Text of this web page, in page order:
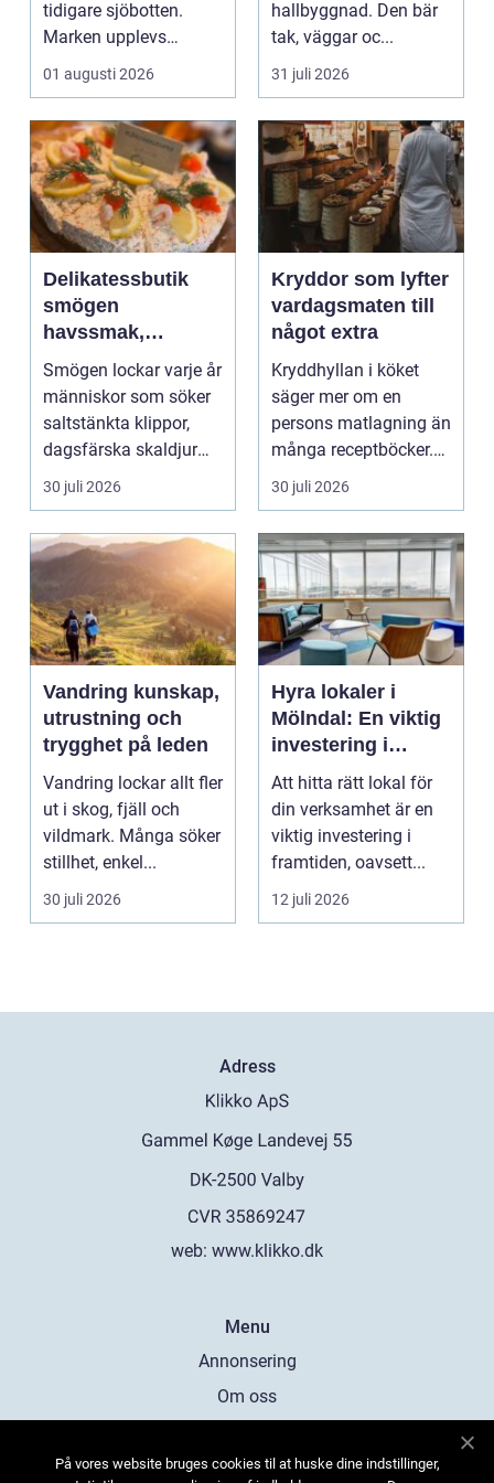
tidigare sjöbotten.
Marken upplevs
kanske som stabil ...
01 augusti 2026
hallbyggnad. Den bär
tak, väggar oc...
31 juli 2026
Delikatessbutik
smögen
havssmak,
småskalighet och
personligt urval
Smögen lockar varje år
människor som söker
saltstänkta klippor,
dagsfärska skaldjur
och genuina smak...
30 juli 2026
Kryddor som lyfter
vardagsmaten till
något extra
Kryddhyllan i köket
säger mer om en
persons matlagning än
många receptböcker.
Med några nypor rätt
s...
30 juli 2026
Vandring kunskap,
utrustning och
trygghet på leden
Vandring lockar allt fler
ut i skog, fjäll och
vildmark. Många söker
stillhet, enkel...
30 juli 2026
Hyra lokaler i
Mölndal: En viktig
investering i
framtiden
Att hitta rätt lokal för
din verksamhet är en
viktig investering i
framtiden, oavsett...
12 juli 2026
Adress
web: www.klikko.dk
Menu
Annonsering
Om oss
Kontakta oss
På vores website bruges cookies til at huske dine indstillinger,